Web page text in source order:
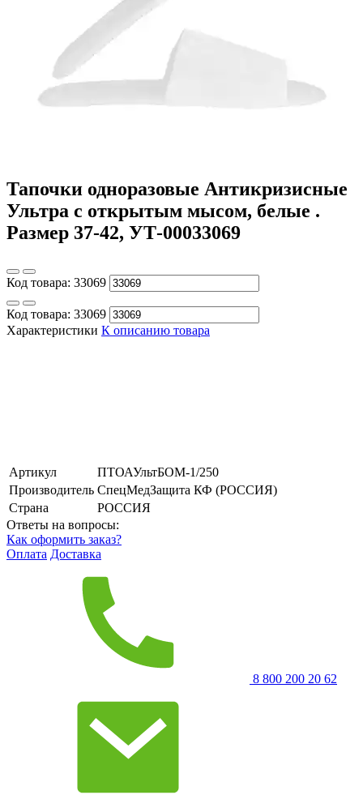
Тапочки одноразовые Антикризисные
Ультра с открытым мысом, белые .
Размер 37-42, УТ-00033069
Код товара: 33069
Код товара: 33069
Характеристики К описанию товара
Артикул
ПТОАУльтБОМ-1/250
Производитель СпецМедЗащита КФ (РОССИЯ)
Страна
РОССИЯ
Ответы на вопросы:
Как оформить заказ?
Оплата Доставка
8 800 200 20 62